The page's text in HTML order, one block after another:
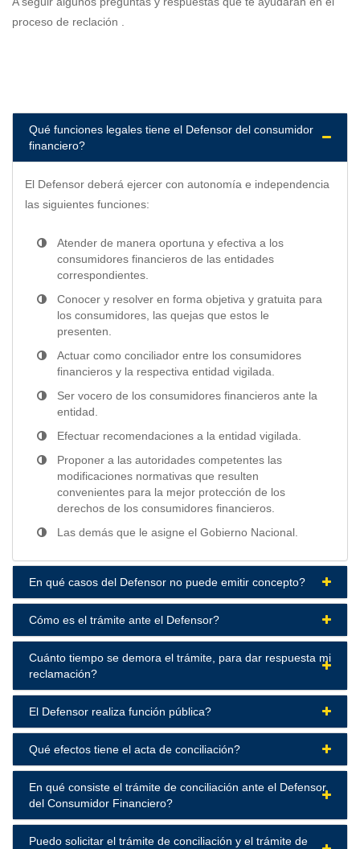
proceso de reclación .
Qué funciones legales tiene el Defensor del consumidor
financiero?
El Defensor deberá ejercer con autonomía e independencia
las siguientes funciones:
Atender de manera oportuna y efectiva a los
consumidores financieros de las entidades
correspondientes.
Conocer y resolver en forma objetiva y gratuita para
los consumidores, las quejas que estos le
presenten.
Actuar como conciliador entre los consumidores
financieros y la respectiva entidad vigilada.
Ser vocero de los consumidores financieros ante la
entidad.
Efectuar recomendaciones a la entidad vigilada.
Proponer a las autoridades competentes las
modificaciones normativas que resulten
convenientes para la mejor protección de los
derechos de los consumidores financieros.
Las demás que le asigne el Gobierno Nacional.
En qué casos del Defensor no puede emitir concepto?
Cómo es el trámite ante el Defensor?
Cuánto tiempo se demora el trámite, para dar respuesta mi
reclamación?
El Defensor realiza función pública?
Qué efectos tiene el acta de conciliación?
En qué consiste el trámite de conciliación ante el Defensor
del Consumidor Financiero?
Puedo solicitar el trámite de conciliación y el trámite de